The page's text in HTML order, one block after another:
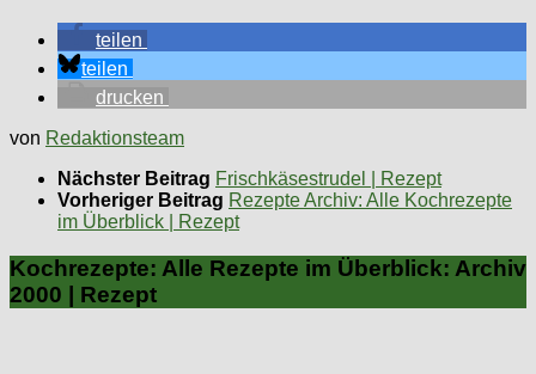
teilen
teilen
drucken
von Redaktionsteam
Nächster Beitrag Frischkäsestrudel | Rezept
Vorheriger Beitrag Rezepte Archiv: Alle Kochrezepte
im Überblick | Rezept
Kochrezepte: Alle Rezepte im Überblick: Archiv
2000 | Rezept